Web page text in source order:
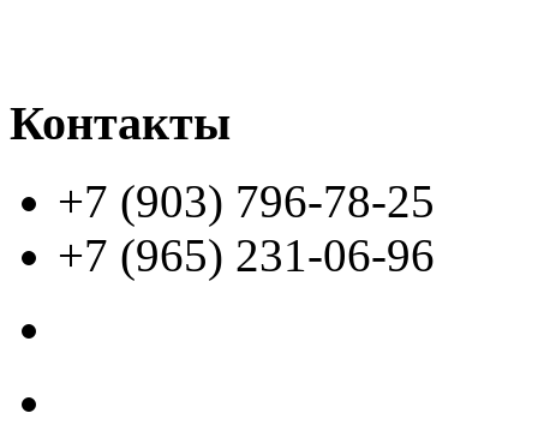
Контакты
+7 (903) 796-78-25
+7 (965) 231-06-96